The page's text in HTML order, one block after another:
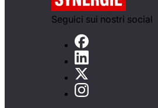
Seguici sui nostri social